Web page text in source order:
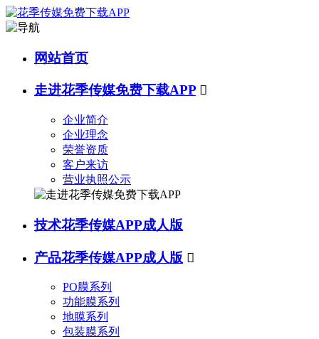
网站首页
走进花季传媒免费下载APP 
企业简介
企业理念
荣誉资质
客户来访
营业执照公示
技术花季传媒APP成人版
产品花季传媒APP成人版 
PO膜系列
功能膜系列
地膜系列
包装膜系列